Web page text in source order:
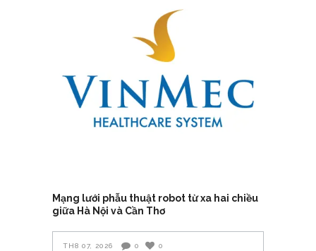
Mạng lưới phẫu thuật robot từ xa hai chiều
giữa Hà Nội và Cần Thơ
TH8 07, 2026 0 0